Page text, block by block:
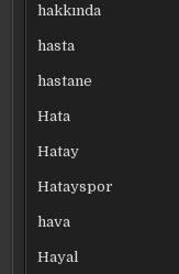
hakkında
hasta
hastane
Hata
Hatay
Hatayspor
hava
Hayal